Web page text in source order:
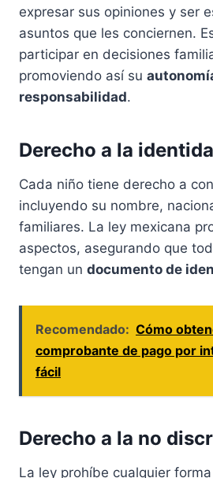
expresar sus opiniones y ser
asuntos que les conciernen.
participar en decisiones
promoviendo así su
responsabilidad.
Derecho a la
Cada niño tiene derecho a
incluyendo su nombre,
familiares. La ley mexicana
aspectos, asegurando que
tengan un documento de
Recomendado: Cómo
comprobante de pago por
fácil
Derecho a la no
La ley prohíbe cualquier